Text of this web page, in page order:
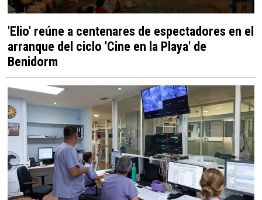
'Elio' reúne a centenares de espectadores en el
arranque del ciclo 'Cine en la Playa' de
Benidorm